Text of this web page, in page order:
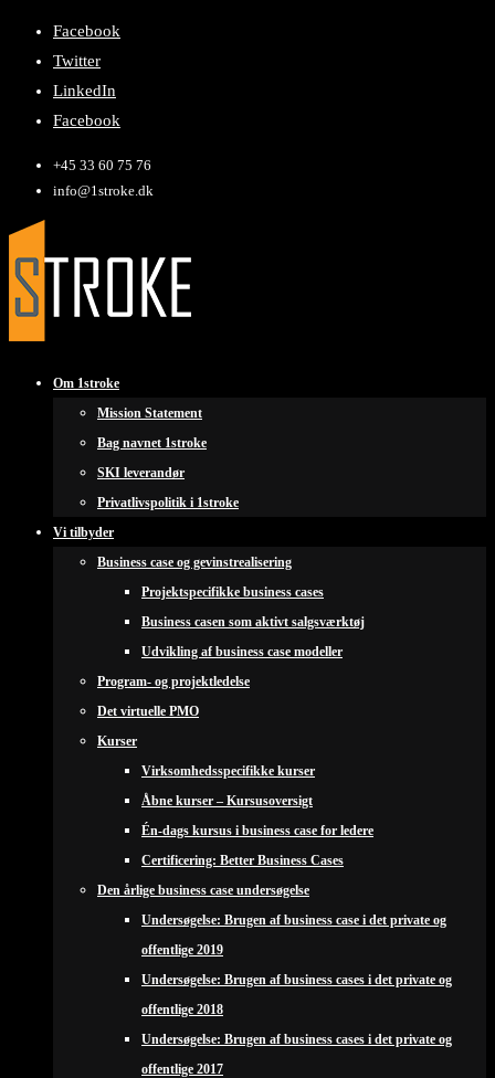
Facebook
Twitter
LinkedIn
Facebook
+45 33 60 75 76
info@1stroke.dk
Om 1stroke
Mission Statement
Bag navnet 1stroke
SKI leverandør
Privatlivspolitik i 1stroke
Vi tilbyder
Business case og gevinstrealisering
Projektspecifikke business cases
Business casen som aktivt salgsværktøj
Udvikling af business case modeller
Program- og projektledelse
Det virtuelle PMO
Kurser
Virksomhedsspecifikke kurser
Åbne kurser – Kursusoversigt
Én-dags kursus i business case for ledere
Certificering: Better Business Cases
Den årlige business case undersøgelse
Undersøgelse: Brugen af business case i det private og
offentlige 2019
Undersøgelse: Brugen af business cases i det private og
offentlige 2018
Undersøgelse: Brugen af business cases i det private og
offentlige 2017